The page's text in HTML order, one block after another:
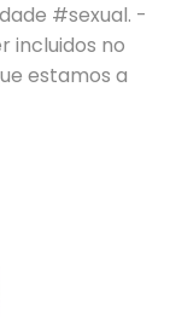
#sexual. -
incluidos no
estamos a